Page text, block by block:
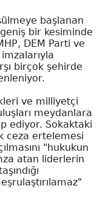
başlanan
bir kesiminde
DEM Parti ve
birçok şehirde
ve milliyetçi
meydanlara
ediyor. Sokaktaki
ceza ertelemesi
"hukukun
atan liderlerin